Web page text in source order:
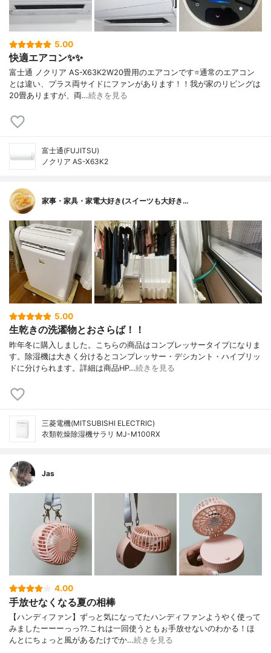
5.00
快適エアコン✨✨
富士通 ノクリア AS-X63K2W20畳用のエアコンです⭐️通常のエアコン
とは違い、プラス両サイドにファンがあります！！我が家のリビングは
20畳ありますが、両…続きを見る
富士通(FUJITSU)
ノクリア AS-X63K2
家事・家具・家電大好き(スイーツも大好き…
5.00
生乾きの洗濯物とおさらば！！
昨年冬に購入しました。こちらの商品はコンプレッサータイプになりま
す。除湿機は大きく分けるとコンプレッサー・デシカント・ハイブリッ
ドに分けられます。詳細は商品HP…続きを見る
三菱電機(MITSUBISHI ELECTRIC)
衣類乾燥除湿機サラリ MJ-M100RX
Jas
4.00
手放せなくなる夏の相棒
【ハンディファン】ずっと気になってたハンディファンようやく使って
みましたーーーっっ??.これは一回使うともぉ手放せないのわかる！ほ
んとにちょっと風があるたけでか…続きを見る